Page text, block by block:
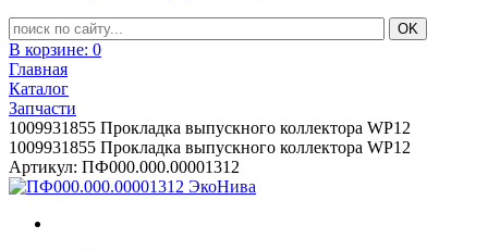
В корзине: 0
Главная
Каталог
Запчасти
1009931855 Прокладка выпускного коллектора WP12
1009931855 Прокладка выпускного коллектора WP12
Артикул: ПФ000.000.00001312